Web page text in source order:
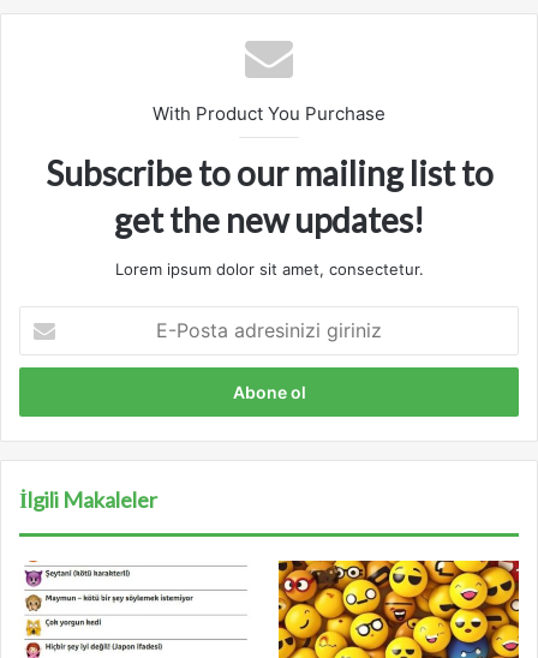
sit
esi
With Product You Purchase
Subscribe to our mailing list to
get the new updates!
Lorem ipsum dolor sit amet, consectetur.
P
s
t
a
e
s
n
İlgili Makaleler